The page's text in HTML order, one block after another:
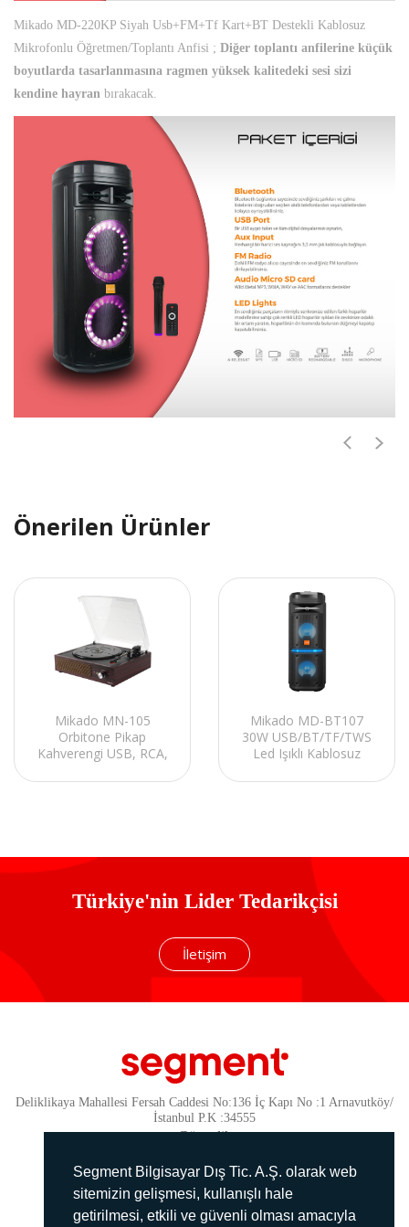
Segment Bilgisayar Dış Tic. A.Ş. olarak web
sitemizin gelişmesi, kullanışlı hale
getirilmesi, etkili ve güvenli olması amacıyla
Mikado MD-220KP Siyah Usb+FM+Tf Kart+BT Destekli Kablosuz
Mikrofonlu Öğretmen/Toplantı Anfisi ; Diğer toplantı anfilerine küçük
boyutlarda tasarlanmasına ragmen yüksek kalitedeki sesi sizi
kendine hayran bırakacak.
Önerilen Ürünler
Mikado MN-105
Orbitone Pikap
Kahverengi USB, RCA,
Mikado MD-BT107
30W USB/BT/TF/TWS
Led Işıklı Kablosuz
Parti Kule Hoparlör
Türkiye'nin Lider Tedarikçisi
İletişim
Deliklikaya Mahallesi Fersah Caddesi No:136 İç Kapı No :1 Arnavutköy/
İstanbul P.K :34555
Güvenlik
KVKK Politikamız
Gizlilik Politikamız
Aydınlatma Metni